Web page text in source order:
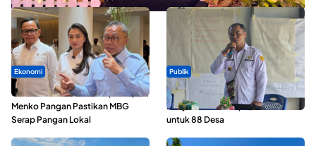
Ekonomi
SPPG di Maluku Utara Dipercepat,
Menko Pangan Pastikan MBG
Serap Pangan Lokal
Publik
ABDESI Morotai Apresiasi
Penyaluran ADD Rp3,13 Miliar
untuk 88 Desa